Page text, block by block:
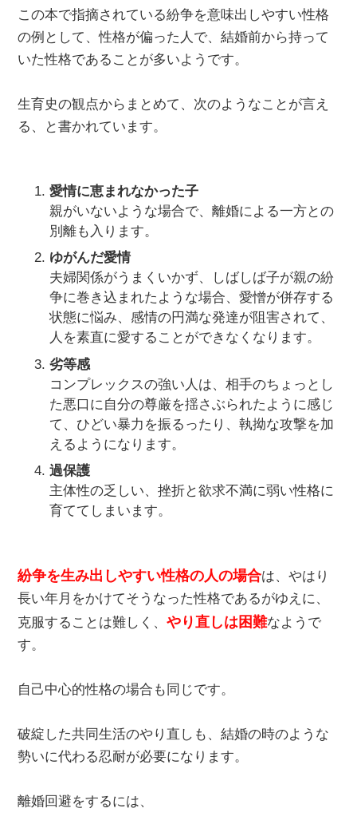
この本で指摘されている紛争を意味出しやすい性格
の例として、性格が偏った人で、結婚前から持って
いた性格であることが多いようです。
生育史の観点からまとめて、次のようなことが言え
る、と書かれています。
愛情に恵まれなかった子
親がいないような場合で、離婚による一方との
別離も入ります。
ゆがんだ愛情
夫婦関係がうまくいかず、しばしば子が親の紛
争に巻き込まれたような場合、愛憎が併存する
状態に悩み、感情の円満な発達が阻害されて、
人を素直に愛することができなくなります。
劣等感
コンプレックスの強い人は、相手のちょっとし
た悪口に自分の尊厳を揺さぶられたように感じ
て、ひどい暴力を振るったり、執拗な攻撃を加
えるようになります。
過保護
主体性の乏しい、挫折と欲求不満に弱い性格に
育ててしまいます。
紛争を生み出しやすい性格の人の場合は、やはり
長い年月をかけてそうなった性格であるがゆえに、
克服することは難しく、やり直しは困難なようで
す。
自己中心的性格の場合も同じです。
破綻した共同生活のやり直しも、結婚の時のような
勢いに代わる忍耐が必要になります。
離婚回避をするには、